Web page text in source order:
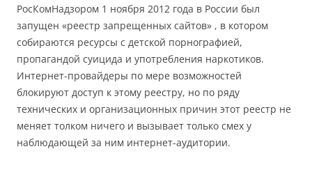
РосКомНадзором 1 ноября 2012 года в России был
запущен «реестр запрещенных сайтов» , в котором
собираются ресурсы с детской порнографией,
пропагандой суицида и употребления наркотиков.
Интернет-провайдеры по мере возможностей
блокируют доступ к этому реестру, но по ряду
технических и организационных причин этот реестр не
меняет толком ничего и вызывает только смех у
наблюдающей за ним интернет-аудитории.